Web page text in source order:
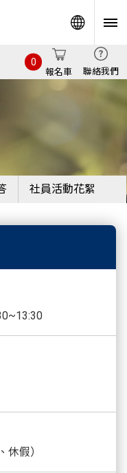
報名車
0
聯絡我們
社員活動花絮
休假）